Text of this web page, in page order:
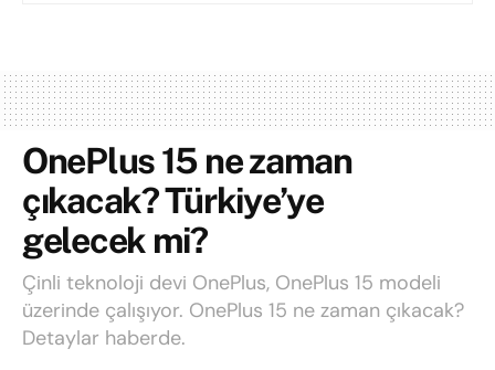
OnePlus 15 ne zaman
çıkacak? Türkiye’ye
gelecek mi?
Çinli teknoloji devi OnePlus, OnePlus 15 modeli
üzerinde çalışıyor. OnePlus 15 ne zaman çıkacak?
Detaylar haberde.